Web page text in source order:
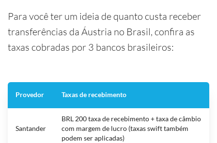
Para você ter um ideia de quanto custa receber
transferências da Áustria no Brasil, confira as
taxas cobradas por 3 bancos brasileiros:
Provedor Taxas de recebimento
Santander
BRL 200 taxa de recebimento + taxa de câmbio
com margem de lucro (taxas swift também
podem ser aplicadas)